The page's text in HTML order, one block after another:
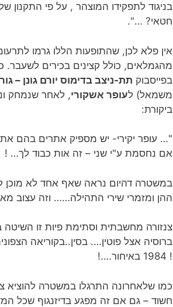
בניגוד לתפקידו המוצהר , על פי
חטאי? …".
אין פלא לכן, שהתופעות הללו גרמו
מהגמלאים, כולל קצינים בכירים
בפייסבוק תת-ניצב בדימוס יורם גונן –
משמאל) לעופר אשקורי, לאחר שנמחק
ביקורת:
"… עופר יקירי- יש מספיק אתרים בהם
אם נחסמת ע"י שני – זה אות כבוד לך… !
במשטרה דהיום נראה שאף אחד לא מוכן
ההן ומזמרי שירי התהילה…… וזה עצוב
צנזורה מחשבתית וסתימת פיות זו
ברוסיה אצל פוטין…. בסין..בקוריאה
! 1984 באיחור….!
כמו שלאחרונה התרגלו במשטרה להוציא
חשוד – גם אם זה מפגע בדיזנגוף שכל